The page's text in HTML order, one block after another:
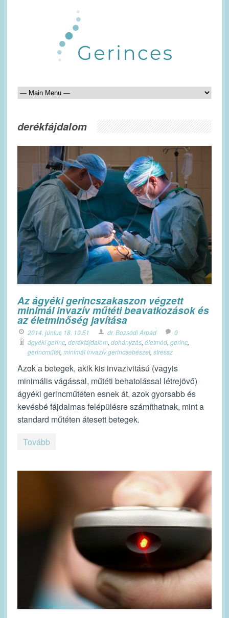
derékfájdalom
Az ágyéki gerincszakaszon végzett
minimál invazív műtéti beavatkozások és
az életminőség javítása
2014. június 18. 10:51 dr. Bozsódi Árpád
0
ágyéki gerinc, derékfájdalom, dohányzás, életmód, gerinc,
gerincműtét, minimál invazív gerincsebészet, stressz
Azok a betegek, akik kis invazivitású (vagyis
minimális vágással, műtéti behatolással létrejövő)
ágyéki gerincműtéten esnek át, azok gyorsabb és
kevésbé fájdalmas felépülésre számíthatnak, mint a
standard műtéten átesett betegek.
Tovább